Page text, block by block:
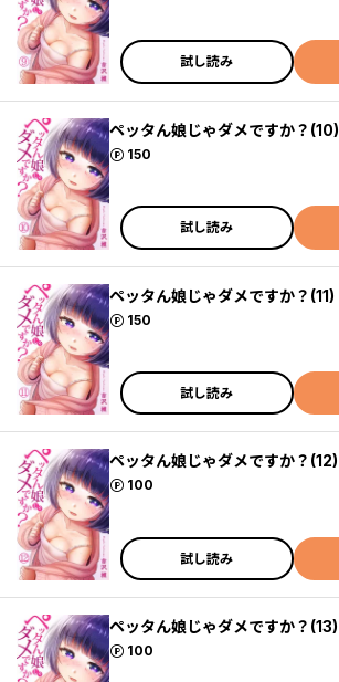
試し読み
ペッタん娘じゃダメですか？(10)
150
ポイント
試し読み
ペッタん娘じゃダメですか？(11)
150
ポイント
試し読み
ペッタん娘じゃダメですか？(12)
100
ポイント
試し読み
ペッタん娘じゃダメですか？(13)
100
ポイント